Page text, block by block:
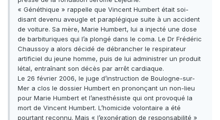
« Généthique » rappelle que Vincent Humbert était soi-
disant devenu aveugle et paraplégique suite à un accident
de voiture. Sa mère, Marie Humbert, lui a injecté une dose
de barbituriques qui l’a plongé dans le coma. Le Dr Frédéric
Chaussoy a alors décidé de débrancher le respirateur
artificiel du jeune homme, puis de lui administrer un produit
létal, entraînant son décès par arrêt cardiaque.
Le 26 février 2006, le juge d’instruction de Boulogne-sur-
Mer a clos le dossier Humbert en prononçant un non-lieu
pour Marie Humbert et l’anesthésiste qui ont provoqué la
mort de Vincent Humbert. L’homicide volontaire a été
pourtant reconnu. Mais « l’exonération de responsabilité »